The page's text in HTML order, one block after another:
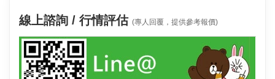
線上諮詢 / 行情評估 (專人回覆，提供參考報價)